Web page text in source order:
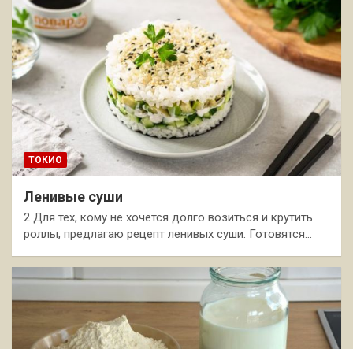
ТОКИО
Ленивые суши
2 Для тех, кому не хочется долго возиться и крутить
роллы, предлагаю рецепт ленивых суши. Готовятся…